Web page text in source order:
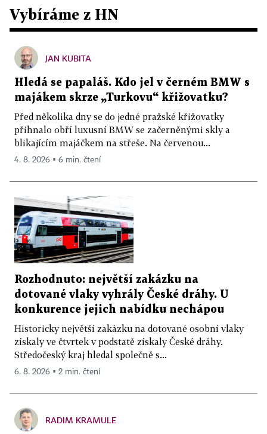
Vybíráme z HN
JAN KUBITA
Hledá se papaláš. Kdo jel v černém BMW s
majákem skrze „Turkovu“ křižovatku?
Před několika dny se do jedné pražské křižovatky
přihnalo obří luxusní BMW se začerněnými skly a
blikajícím majáčkem na střeše. Na červenou...
4. 8. 2026 ▪ 6 min. čtení
Rozhodnuto: největší zakázku na
dotované vlaky vyhrály České dráhy. U
konkurence jejich nabídku nechápou
Historicky největší zakázku na dotované osobní vlaky
získaly ve čtvrtek v podstatě získaly České dráhy.
Středočeský kraj hledal společně s...
6. 8. 2026 ▪ 2 min. čtení
RADIM KRAMULE